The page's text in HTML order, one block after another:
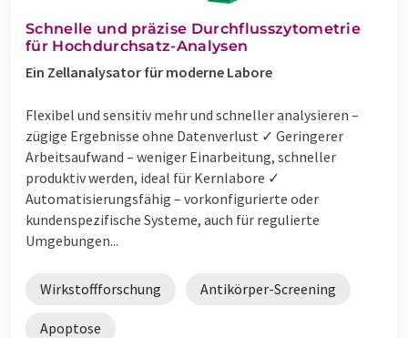
Schnelle und präzise Durchflusszytometrie
für Hochdurchsatz-Analysen
Ein Zellanalysator für moderne Labore
Flexibel und sensitiv mehr und schneller analysieren –
zügige Ergebnisse ohne Datenverlust ✓ Geringerer
Arbeitsaufwand – weniger Einarbeitung, schneller
produktiv werden, ideal für Kernlabore ✓
Automatisierungsfähig – vorkonfigurierte oder
kundenspezifische Systeme, auch für regulierte
Umgebungen...
Wirkstoffforschung Antikörper-Screening
Apoptose